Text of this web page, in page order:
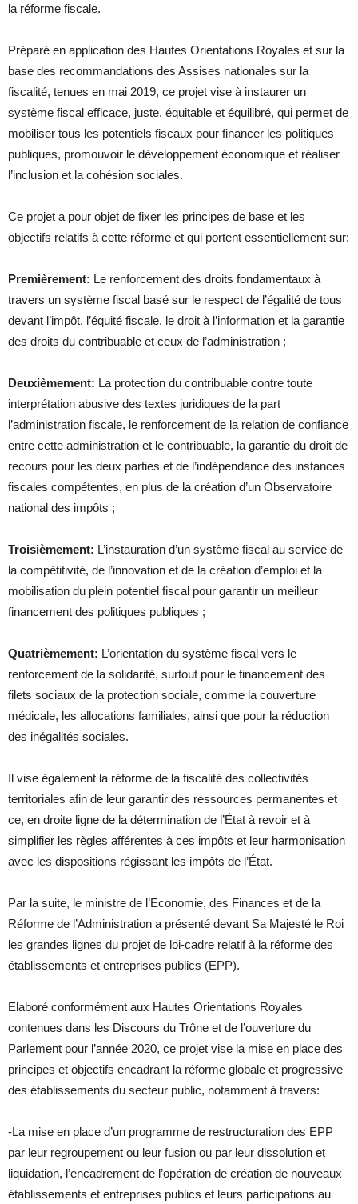
la réforme fiscale.
Préparé en application des Hautes Orientations Royales et sur la
base des recommandations des Assises nationales sur la
fiscalité, tenues en mai 2019, ce projet vise à instaurer un
système fiscal efficace, juste, équitable et équilibré, qui permet de
mobiliser tous les potentiels fiscaux pour financer les politiques
publiques, promouvoir le développement économique et réaliser
l’inclusion et la cohésion sociales.
Ce projet a pour objet de fixer les principes de base et les
objectifs relatifs à cette réforme et qui portent essentiellement sur:
Premièrement: Le renforcement des droits fondamentaux à
travers un système fiscal basé sur le respect de l’égalité de tous
devant l’impôt, l’équité fiscale, le droit à l’information et la garantie
des droits du contribuable et ceux de l’administration ;
Deuxièmement: La protection du contribuable contre toute
interprétation abusive des textes juridiques de la part
l’administration fiscale, le renforcement de la relation de confiance
entre cette administration et le contribuable, la garantie du droit de
recours pour les deux parties et de l’indépendance des instances
fiscales compétentes, en plus de la création d’un Observatoire
national des impôts ;
Troisièmement: L’instauration d’un système fiscal au service de
la compétitivité, de l’innovation et de la création d’emploi et la
mobilisation du plein potentiel fiscal pour garantir un meilleur
financement des politiques publiques ;
Quatrièmement: L’orientation du système fiscal vers le
renforcement de la solidarité, surtout pour le financement des
filets sociaux de la protection sociale, comme la couverture
médicale, les allocations familiales, ainsi que pour la réduction
des inégalités sociales.
Il vise également la réforme de la fiscalité des collectivités
territoriales afin de leur garantir des ressources permanentes et
ce, en droite ligne de la détermination de l’État à revoir et à
simplifier les règles afférentes à ces impôts et leur harmonisation
avec les dispositions régissant les impôts de l’État.
Par la suite, le ministre de l’Economie, des Finances et de la
Réforme de l’Administration a présenté devant Sa Majesté le Roi
les grandes lignes du projet de loi-cadre relatif à la réforme des
établissements et entreprises publics (EPP).
Elaboré conformément aux Hautes Orientations Royales
contenues dans les Discours du Trône et de l’ouverture du
Parlement pour l’année 2020, ce projet vise la mise en place des
principes et objectifs encadrant la réforme globale et progressive
des établissements du secteur public, notamment à travers:
-La mise en place d’un programme de restructuration des EPP
par leur regroupement ou leur fusion ou par leur dissolution et
liquidation, l’encadrement de l’opération de création de nouveaux
établissements et entreprises publics et leurs participations au